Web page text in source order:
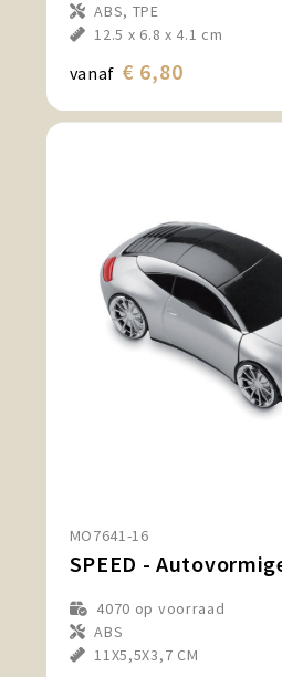
ABS, TPE
12.5 x 6.8 x 4.1 cm
vanaf € 6,80
MO7641-16
4070 op voorraad
ABS
11X5,5X3,7 CM